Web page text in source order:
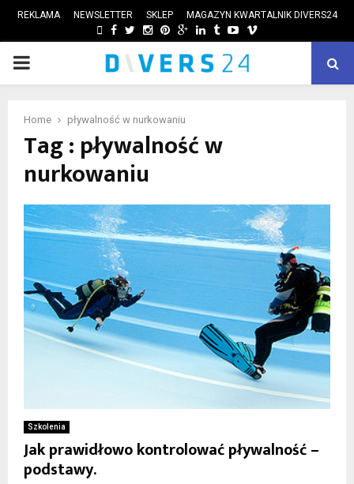
REKLAMA NEWSLETTER SKLEP MAGAZYN KWARTALNIK DIVERS24
FACEBOOK
TWITTER
INSTAGRAM
PINTEREST
GOOGLE
LINKEDIN
TUMBLRYOUTUBE
VIMEO
PRIMARY
Home pływalność w nurkowaniu
Tag : pływalność w
nurkowaniu
Szkolenia
Jak prawidłowo kontrolować pływalność –
podstawy.